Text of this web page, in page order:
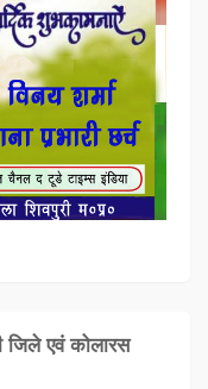
जिले एवं कोलारस